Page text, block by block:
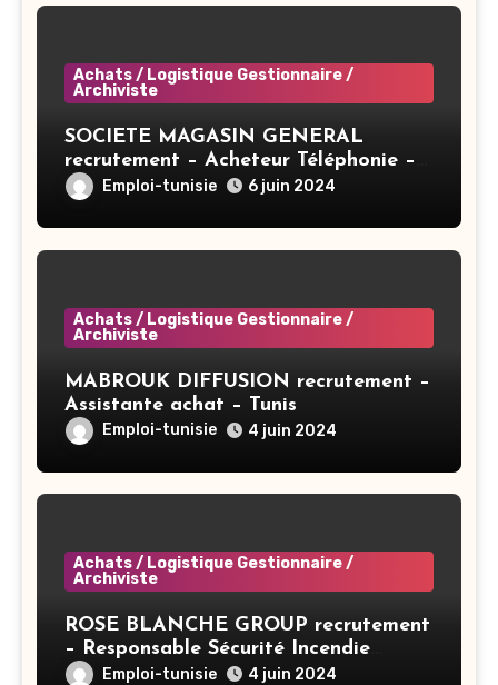
Achats / Logistique Gestionnaire /
Archiviste
SOCIETE MAGASIN GENERAL
recrutement – Acheteur Téléphonie –
TunisEmploi-tunisie 6 juin 2024
Achats / Logistique Gestionnaire /
Archiviste
MABROUK DIFFUSION recrutement –
Assistante achat – Tunis
Emploi-tunisie 4 juin 2024
Achats / Logistique Gestionnaire /
Archiviste
ROSE BLANCHE GROUP recrutement
– Responsable Sécurité Incendie
Groupe – Sousse
Emploi-tunisie 4 juin 2024